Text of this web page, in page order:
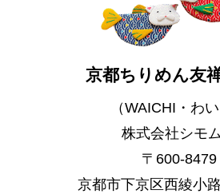
京都ちりめん友
（WAICHI・わい
株式会社シモ
〒600-8479
京都市下京区西綾小